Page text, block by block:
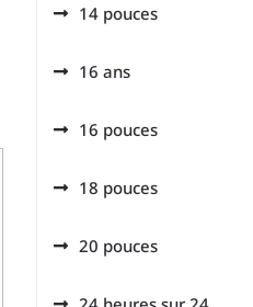
14 pouces
16 ans
16 pouces
18 pouces
20 pouces